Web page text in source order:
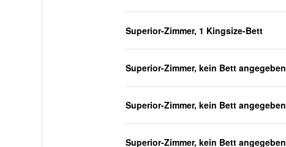
Superior-Zimmer, 1 Kingsize-Bett
Superior-Zimmer, kein Bett angegeben
Superior-Zimmer, kein Bett angegeben
Superior-Zimmer, kein Bett angegeben